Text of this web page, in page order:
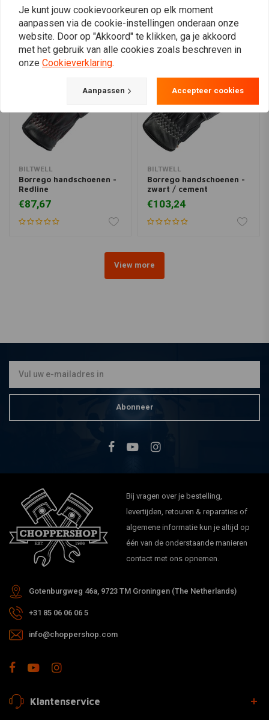
luchtstroom. Een positieve polssluiting en slagvaste
knokkelbeschermers dragen bij aan de felbegeerde CE-classificatie,
maar we hebben ze esthetisch low-key gemaakt zodat je tijdens het
rijden niet op een transformator lijkt.
Vergelijkbare producten
BILTWELL
Borrego handschoenen -
Redline
€87,67
BILTWELL
Borrego handschoenen -
zwart / cement
€103,24
View more
Abonneer
Bij vragen over je bestelling,
levertijden, retouren & reparaties of
algemene informatie kun je altijd op
één van de onderstaande manieren
contact met ons opnemen.
Gotenburgweg 46a, 9723 TM Groningen (The Netherlands)
+31 85 06 06 06 5
info@choppershop.com
Klantenservice
Je kunt jouw cookievoorkeuren op elk moment
aanpassen via de cookie-instellingen onderaan onze
website. Door op "Akkoord" te klikken, ga je akkoord
met het gebruik van alle cookies zoals beschreven in
onze Cookieverklaring.
Aanpassen Accepteer cookies